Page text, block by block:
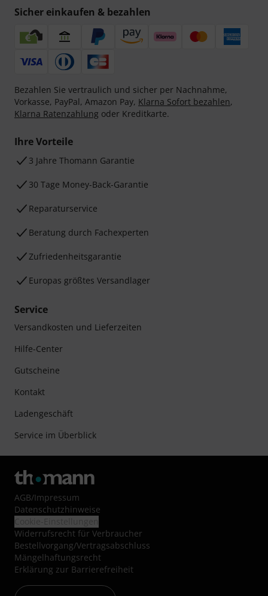
Sicher einkaufen & bezahlen
Bezahlen Sie vertraulich und sicher per Nachnahme,
Vorkasse, PayPal, Amazon Pay, Klarna Sofort bezahlen,
Klarna Ratenzahlung oder Kreditkarte.
Ihre Vorteile
3 Jahre Thomann Garantie
30 Tage Money-Back-Garantie
Reparaturservice
Beratung durch Fachexperten
Zufriedenheitsgarantie
Europas größtes Versandlager
Service
Versandkosten und Lieferzeiten
Hilfe-Center
Gutscheine
Kontakt
Ladengeschäft
Service im Überblick
AGB/Impressum
Datenschutzhinweise
Widerrufsrecht für Verbraucher
Bestellvorgang/Vertragsabschluss
Mängelhaftungsrecht
Erklärung zur Barrierefreiheit